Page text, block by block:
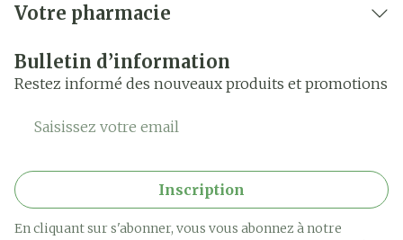
Votre pharmacie
Bulletin d’information
Restez informé des nouveaux produits et promotions
Adresse mail
Inscription
En cliquant sur s'abonner, vous vous abonnez à notre